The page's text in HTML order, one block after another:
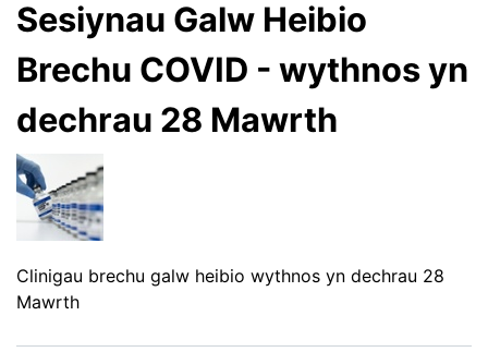
Sesiynau Galw Heibio
Brechu COVID - wythnos yn
dechrau 28 Mawrth
Clinigau brechu galw heibio wythnos yn dechrau 28
Mawrth